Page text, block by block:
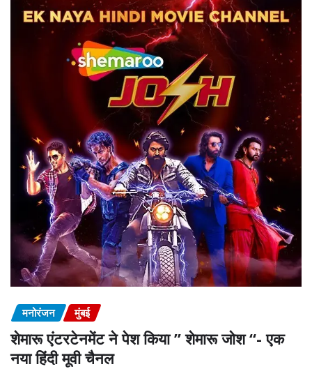
मनोरंजन मुंबई
शेमारू एंटरटेनमेंट ने पेश किया ” शेमारू जोश “- एक
नया हिंदी मूवी चैनल